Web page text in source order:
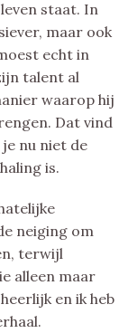
staat. In
maar ook
echt in
talent al
waarop hij
Dat vind
nu niet de
is.
neiging om
terwijl
alleen maar
en ik heb